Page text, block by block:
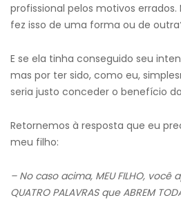
profissional pelos motivos
fez isso de uma forma ou de
E se ela tinha conseguido seu
mas por ter sido, como eu,
seria justo conceder o benefício
Retornemos à resposta que eu
meu filho:
– No caso acima, MEU FILHO, você
QUATRO PALAVRAS que ABREM